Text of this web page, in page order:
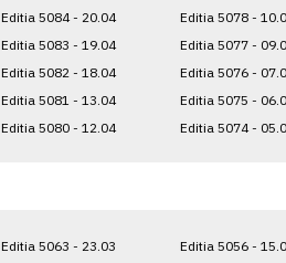
Editia 5084 - 20.04
Editia 5083 - 19.04
Editia 5082 - 18.04
Editia 5081 - 13.04
Editia 5080 - 12.04
Editia 5078 -
Editia 5077 -
Editia 5076 -
Editia 5075 -
Editia 5074 -
Editia 5063 - 23.03
Editia 5056 -